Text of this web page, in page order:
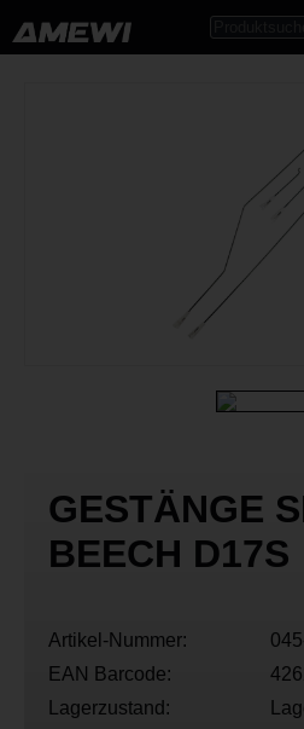
GESTÄNGE
BEECH D17S
Artikel-Nummer:
EAN Barcode:
Lagerzustand: